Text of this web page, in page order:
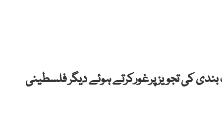
کی تجویز پرغورکرتے ہوئے دیگر فلسطینی